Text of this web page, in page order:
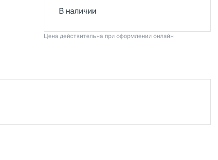
В наличии
Цена действительна при оформлении онлайн